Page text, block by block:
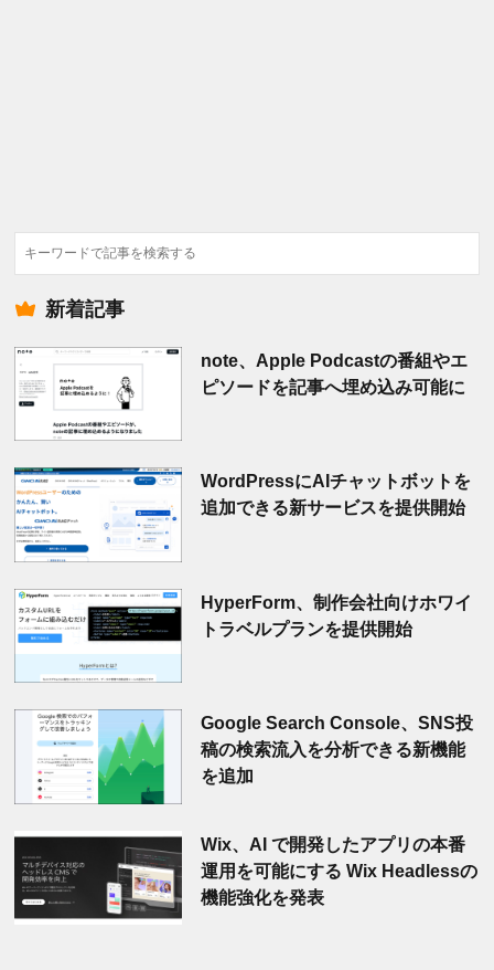
検
索
新着記事
note、Apple Podcastの番組やエ
ピソードを記事へ埋め込み可能に
WordPressにAIチャットボットを
追加できる新サービスを提供開始
HyperForm、制作会社向けホワイ
トラベルプランを提供開始
Google Search Console、SNS投
稿の検索流入を分析できる新機能
を追加
Wix、AI で開発したアプリの本番
運用を可能にする Wix Headlessの
機能強化を発表